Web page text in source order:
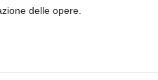
delle opere.